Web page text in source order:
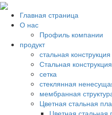
Главная страница
О нас
Профиль компании
продукт
стальная конструкция
Стальная
сетка
стеклянная
мембранная
Цветная стальная